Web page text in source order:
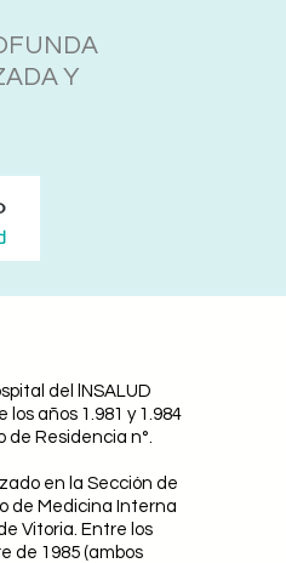
Y
del lNSALUD
años 1.981 y 1.984
Residencia n°.
en la Sección de
de Medicina Interna
Vitoria. Entre los
de 1985 (ambos